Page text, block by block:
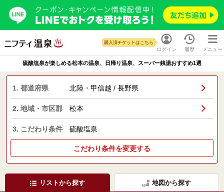
ログイン
購入済チケットはこちら
履歴 メニュー
硫酸塩泉が楽しめる松本の温泉、日帰り温泉、スーパー銭湯おすすめ1選
1. 都道府県 北陸・甲信越 / 長野県
2. 地域・市区郡 松本
3. こだわり条件 硫酸塩泉
こだわり条件を変更する
リストから探す 地図から探す